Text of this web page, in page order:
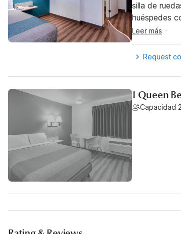
silla de
huéspedes
Leer más
Request
1 Queen
Capacidad 2